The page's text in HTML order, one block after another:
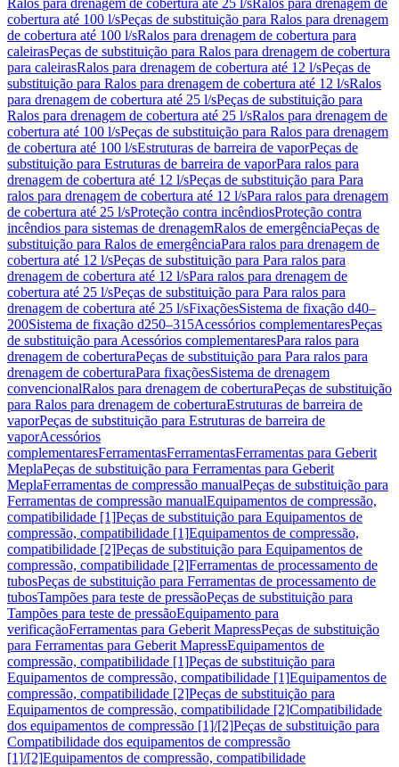
Ralos para drenagem de cobertura até 25 l/sRalos para drenagem de
cobertura até 100 l/sPeças de substituição para Ralos para drenagem
de cobertura até 100 l/sRalos para drenagem de cobertura para
caleirasPeças de substituição para Ralos para drenagem de cobertura
para caleirasRalos para drenagem de cobertura até 12 l/sPeças de
substituição para Ralos para drenagem de cobertura até 12 l/sRalos
para drenagem de cobertura até 25 l/sPeças de substituição para
Ralos para drenagem de cobertura até 25 l/sRalos para drenagem de
cobertura até 100 l/sPeças de substituição para Ralos para drenagem
de cobertura até 100 l/sEstruturas de barreira de vaporPeças de
substituição para Estruturas de barreira de vaporPara ralos para
drenagem de cobertura até 12 l/sPeças de substituição para Para
ralos para drenagem de cobertura até 12 l/sPara ralos para drenagem
de cobertura até 25 l/sProteção contra incêndiosProteção contra
incêndios para sistemas de drenagemRalos de emergênciaPeças de
substituição para Ralos de emergênciaPara ralos para drenagem de
cobertura até 12 l/sPeças de substituição para Para ralos para
drenagem de cobertura até 12 l/sPara ralos para drenagem de
cobertura até 25 l/sPeças de substituição para Para ralos para
drenagem de cobertura até 25 l/sFixaçõesSistema de fixação d40–
200Sistema de fixação d250–315Acessórios complementaresPeças
de substituição para Acessórios complementaresPara ralos para
drenagem de coberturaPeças de substituição para Para ralos para
drenagem de coberturaPara fixaçõesSistema de drenagem
convencionalRalos para drenagem de coberturaPeças de substituição
para Ralos para drenagem de coberturaEstruturas de barreira de
vaporPeças de substituição para Estruturas de barreira de
vaporAcessórios
complementaresFerramentasFerramentasFerramentas para Geberit
MeplaPeças de substituição para Ferramentas para Geberit
MeplaFerramentas de compressão manualPeças de substituição para
Ferramentas de compressão manualEquipamentos de compressão,
compatibilidade [1]Peças de substituição para Equipamentos de
compressão, compatibilidade [1]Equipamentos de compressão,
compatibilidade [2]Peças de substituição para Equipamentos de
compressão, compatibilidade [2]Ferramentas de processamento de
tubosPeças de substituição para Ferramentas de processamento de
tubosTampões para teste de pressãoPeças de substituição para
Tampões para teste de pressãoEquipamento para
verificaçãoFerramentas para Geberit MapressPeças de substituição
para Ferramentas para Geberit MapressEquipamentos de
compressão, compatibilidade [1]Peças de substituição para
Equipamentos de compressão, compatibilidade [1]Equipamentos de
compressão, compatibilidade [2]Peças de substituição para
Equipamentos de compressão, compatibilidade [2]Compatibilidade
dos equipamentos de compressão [1]/[2]Peças de substituição para
Compatibilidade dos equipamentos de compressão
[1]/[2]Equipamentos de compressão, compatibilidade